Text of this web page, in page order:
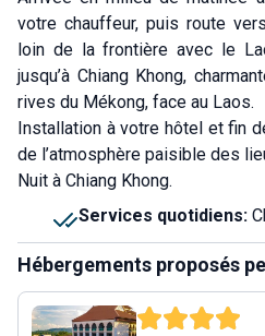
votre chauffeur, puis route
loin de la frontière avec le
jusqu’à Chiang Khong,
rives du Mékong, face au Laos.
Installation à votre hôtel et fin
de l’atmosphère paisible des
Nuit à Chiang Khong.
Services quotidiens:
Hébergements proposés